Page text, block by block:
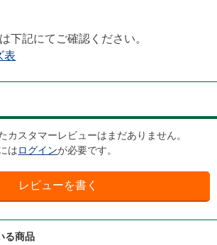
下記にてご確認ください。
表
カスタマーレビューはまだありません。
はログインが必要です。
る商品